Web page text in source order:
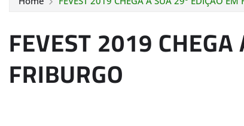
FEVEST 2019
FRIBURGO